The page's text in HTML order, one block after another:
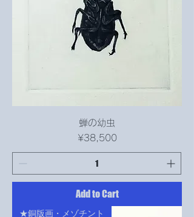
蝉の幼虫
Price
¥38,500
Add to Cart
★銅版画・メゾチント